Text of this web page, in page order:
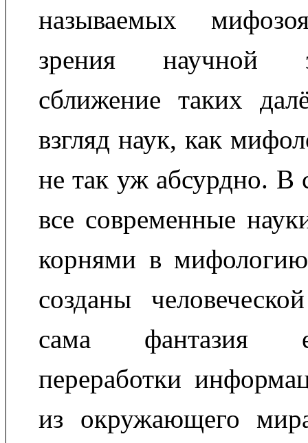
называемых
зрения научной
сближение таких
взгляд наук, как
не так уж абсурдно. В
все современные
корнями в
созданы
сама фантазия
переработки
из окружающего